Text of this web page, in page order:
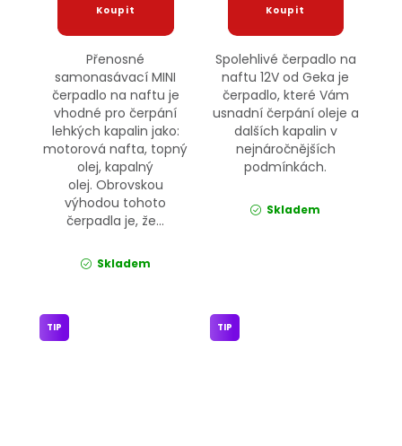
Přenosné
samonasávací MINI
čerpadlo na naftu je
vhodné pro čerpání
lehkých kapalin jako:
motorová nafta, topný
olej, kapalný
olej. Obrovskou
výhodou tohoto
čerpadla je, že...
Skladem
Spolehlivé čerpadlo na
naftu 12V od Geka je
čerpadlo, které Vám
usnadní čerpání oleje a
dalších kapalin v
nejnáročnějších
podmínkách.
Skladem
TIP TIP